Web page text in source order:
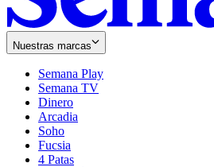
Nuestras marcas
Semana Play
Semana TV
Dinero
Arcadia
Soho
in
new
Fucsia
in
4 Patas